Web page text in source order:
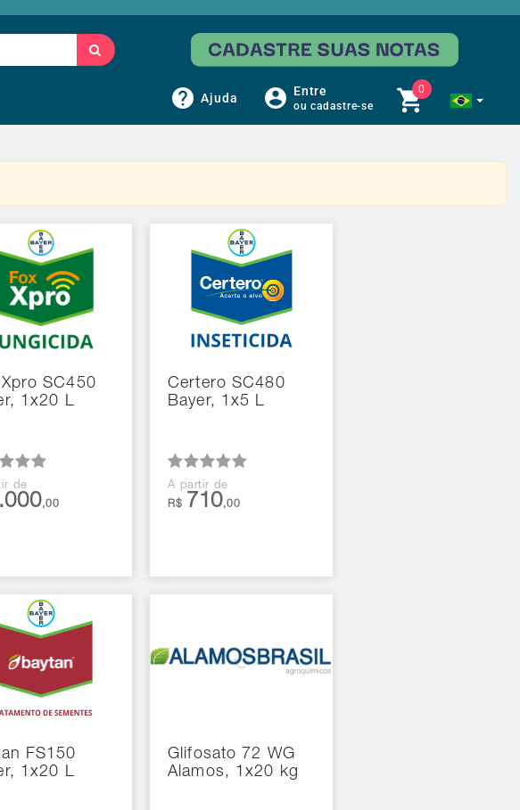
Ajuda Entre
ou cadastre-se
0
SC450
1x20 L
de
,00
Certero SC480
Bayer, 1x5 L
A partir de
R$ 710,00
FS150
1x20 L
Glifosato 72 WG
Alamos, 1x20 kg